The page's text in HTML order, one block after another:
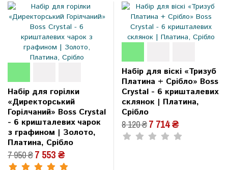
Набір для горілки
«Директорський
Горілчаний» Boss Crystal
- 6 кришталевих чарок
з графином | Золото,
Платина, Срібло
7 950 ₴7 553 ₴
Набір для віскі «Тризуб
Платина + Срібло» Boss
Crystal - 6 кришталевих
склянок | Платина,
Срібло
8 120 ₴7 714 ₴